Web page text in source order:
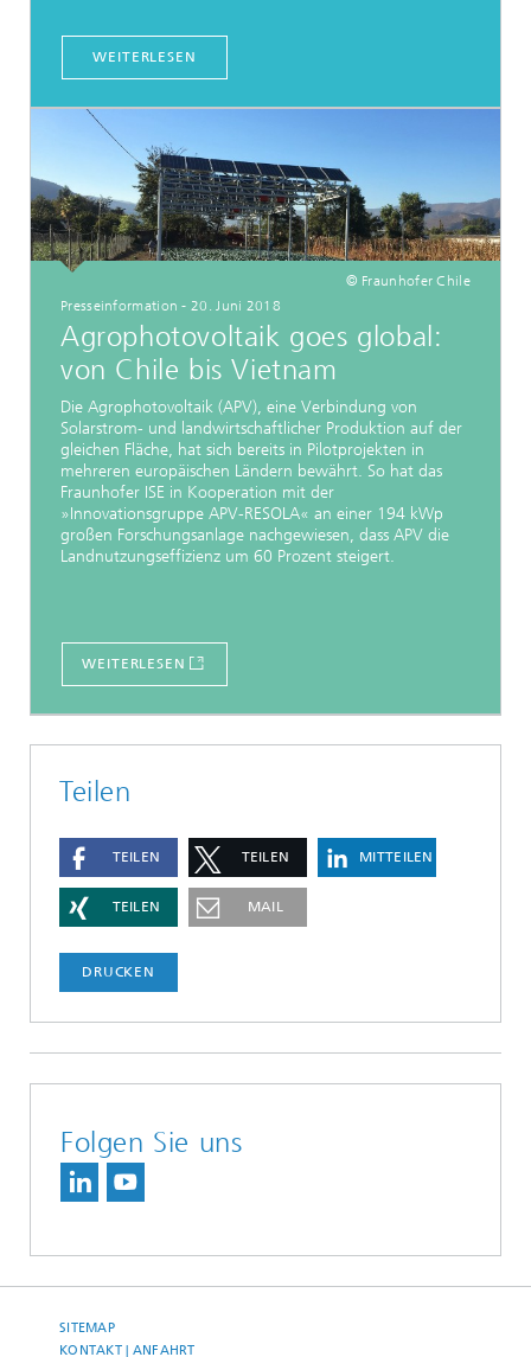
WEITERLESEN
© Fraunhofer Chile
Presseinformation - 20. Juni 2018
Agrophotovoltaik goes global:
von Chile bis Vietnam
Die Agrophotovoltaik (APV), eine Verbindung von
Solarstrom- und landwirtschaftlicher Produktion auf der
gleichen Fläche, hat sich bereits in Pilotprojekten in
mehreren europäischen Ländern bewährt. So hat das
Fraunhofer ISE in Kooperation mit der
»Innovationsgruppe APV-RESOLA« an einer 194 kWp
großen Forschungsanlage nachgewiesen, dass APV die
Landnutzungseffizienz um 60 Prozent steigert.
WEITERLESEN
Teilen
TEILEN TEILEN MITTEILEN
TEILEN MAIL
DRUCKEN
Folgen Sie uns
SITEMAP
KONTAKT | ANFAHRT